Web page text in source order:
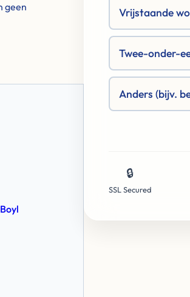
geen
Vrijstaande
Twee-onder-
Anders (bijv.
🔒
SSL Secured